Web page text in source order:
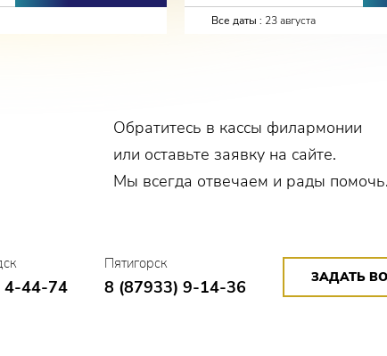
Все даты : 23 августа
Обратитесь в кассы филармонии
или оставьте заявку на сайте.
Мы всегда отвечаем и рады помочь.
4-44-74
Пятигорск
8 (87933) 9-14-36 ЗАДАТЬ